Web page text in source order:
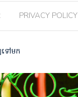
PRIVACY POLICY
ទៅមក